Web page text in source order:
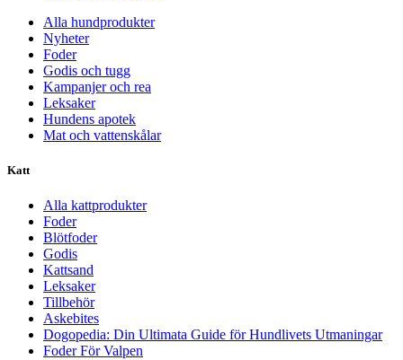
Alla hundprodukter
Nyheter
Foder
Godis och tugg
Kampanjer och rea
Leksaker
Hundens apotek
Mat och vattenskålar
Katt
Alla kattprodukter
Foder
Blötfoder
Godis
Kattsand
Leksaker
Tillbehör
Askebites
Dogopedia: Din Ultimata Guide för Hundlivets Utmaningar
Foder För Valpen